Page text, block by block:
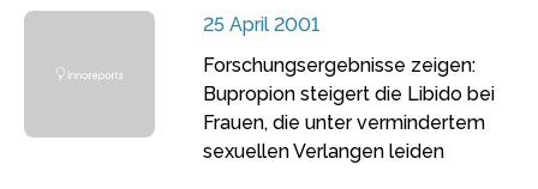
25 April 2001
Forschungsergebnisse zeigen:
Bupropion steigert die Libido bei
Frauen, die unter vermindertem
sexuellen Verlangen leiden